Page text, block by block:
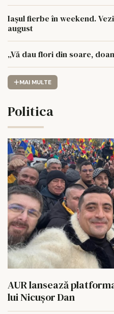
Iașul fierbe în weekend.
august
„Vă dau flori din soare,
MAI MULTE
Politica
AUR lansează
lui Nicușor Dan